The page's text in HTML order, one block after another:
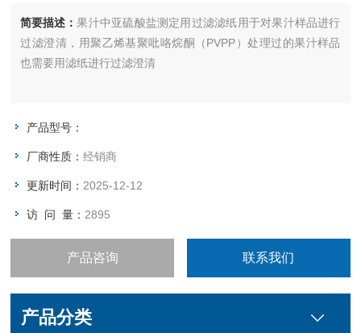
简要描述：果汁中亚硫酸盐测定用过滤滤纸用于对果汁样品进行
过滤澄清，用聚乙烯基聚吡咯烷酮（PVPP）处理过的果汁样品
也需要用滤纸进行过滤澄清
产品型号：
厂商性质：经销商
更新时间： 2025-12-12
访 问 量： 2895
产品咨询 联系我们
产品分类